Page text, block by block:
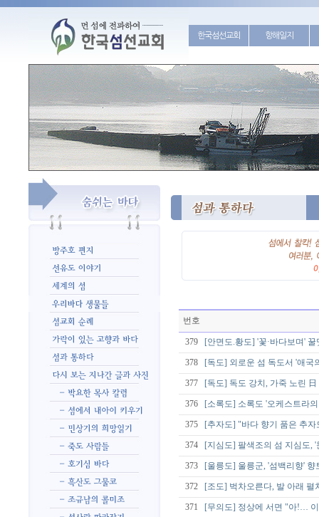
한국섬선교회 항해일지
번호
379 [안면도.황도] '꽃·바다보며'
378 [독도] 외로운 섬 독도서 '애국
377 [독도] 독도 강치, 가죽 노린
376 [소록도] 소록도 '오케스트라
375 [추자도] "바다 향기 품은 추자
374 [지심도] 팔색조의 섬 지심도, '
373 [울릉도] 울릉군, '섬백리향' 향
372 [조도] 벅차오른다, 발 아래 펼
371 [무의도] 정상에 서면 "아!…